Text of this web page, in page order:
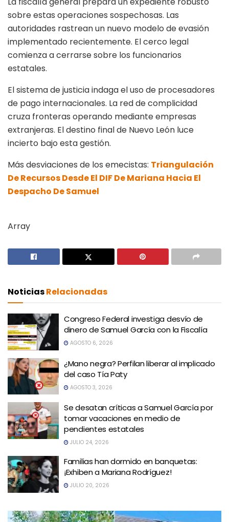
sobre estas operaciones sospechosas. Las
autoridades rastrean un nuevo modelo de evasión
implementado recientemente. El cerco legal
comienza a cerrarse sobre los funcionarios
estatales.
El sistema de justicia indaga el uso de procesadores
de pago internacionales. La red de complicidad
cruza fronteras operando mediante empresas
extranjeras. El destino final de Nuevo León luce
incierto bajo esta gestión.
Más desviaciones de los emecistas: Triangulación
De Recursos Desde El DIF De Mariana Hacia El
Despacho De Samuel
Array
NoticiasRelacionadas
Congreso Federal investiga desvío de
dinero de Samuel García con la Fiscalía
AGOSTO 6, 2026
¿Mano negra? Perfilan liberar al implicado
del caso Tía Paty
AGOSTO 3, 2026
Se desatan críticas a Samuel García por
tomar vacaciones en medio de
pendientes estatales
JULIO 24, 2026
Familias han dormido en banquetas:
¡Exhiben a Mariana Rodríguez!
JULIO 20, 2026